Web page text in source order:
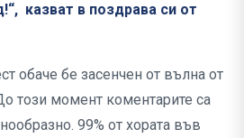
казват в поздрава си от
обаче бе засенчен от вълна от
този момент коментарите са
99% от хората във